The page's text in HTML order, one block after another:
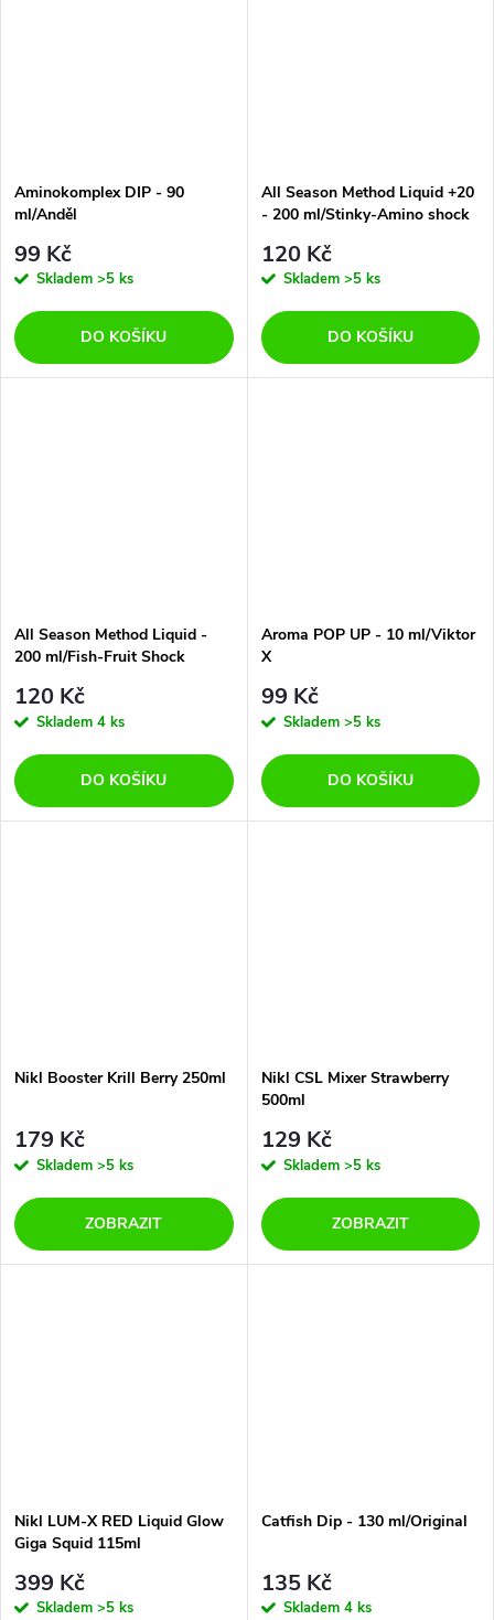
Aminokomplex DIP - 90
ml/Anděl
99 Kč
Skladem >5 ks
DO KOŠÍKU
All Season Method Liquid +20
- 200 ml/Stinky-Amino shock
120 Kč
Skladem >5 ks
DO KOŠÍKU
All Season Method Liquid -
200 ml/Fish-Fruit Shock
120 Kč
Skladem 4 ks
DO KOŠÍKU
Aroma POP UP - 10 ml/Viktor
X
99 Kč
Skladem >5 ks
DO KOŠÍKU
Nikl Booster Krill Berry 250ml
179 Kč
Skladem >5 ks
ZOBRAZIT
Nikl CSL Mixer Strawberry
500ml
129 Kč
Skladem >5 ks
ZOBRAZIT
Nikl LUM-X RED Liquid Glow
Giga Squid 115ml
399 Kč
Skladem >5 ks
Catfish Dip - 130 ml/Original
135 Kč
Skladem 4 ks